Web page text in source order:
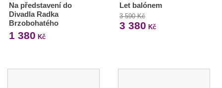
Na představení do
Divadla Radka
Brzobohatého
1 380 Kč
Let balónem
3 590 Kč
3 380 Kč